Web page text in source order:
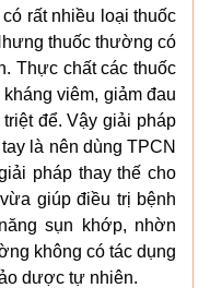
rất nhiều loại thuốc
thuốc thường có
Thực chất các thuốc
viêm, giảm đau
để. Vậy giải pháp
là nên dùng TPCN
pháp thay thế cho
giúp điều trị bệnh
sụn khớp, nhờn
không có tác dụng
dược tự nhiên.